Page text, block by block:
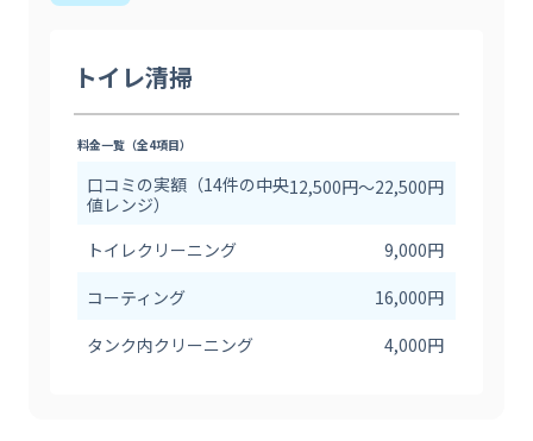
トイレ清掃
料金一覧（全4項目）
口コミの実額（14件の中央
値レンジ）
12,500円〜22,500円
トイレクリーニング
9,000円
コーティング
16,000円
タンク内クリーニング
4,000円